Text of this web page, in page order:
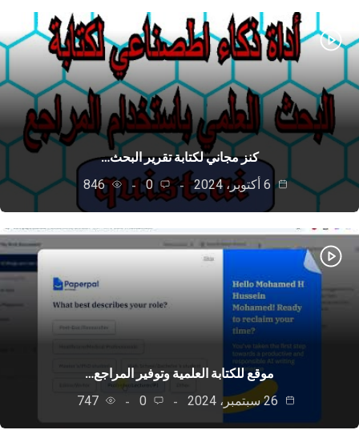
كنز مجاني لكتابة تقرير البحث…
0
846
موقع للكتابة العلمية وتوفير المراجع…
0
747